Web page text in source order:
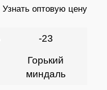
Узнать оптовую цену
-23
Горький
миндаль